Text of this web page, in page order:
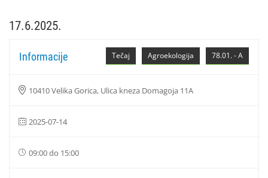
17.6.2025.
78.01. - A
Agroekologija
Tečaj
Informacije
10410 Velika Gorica, Ulica kneza Domagoja 11A
2025-07-14
09:00 do 15:00